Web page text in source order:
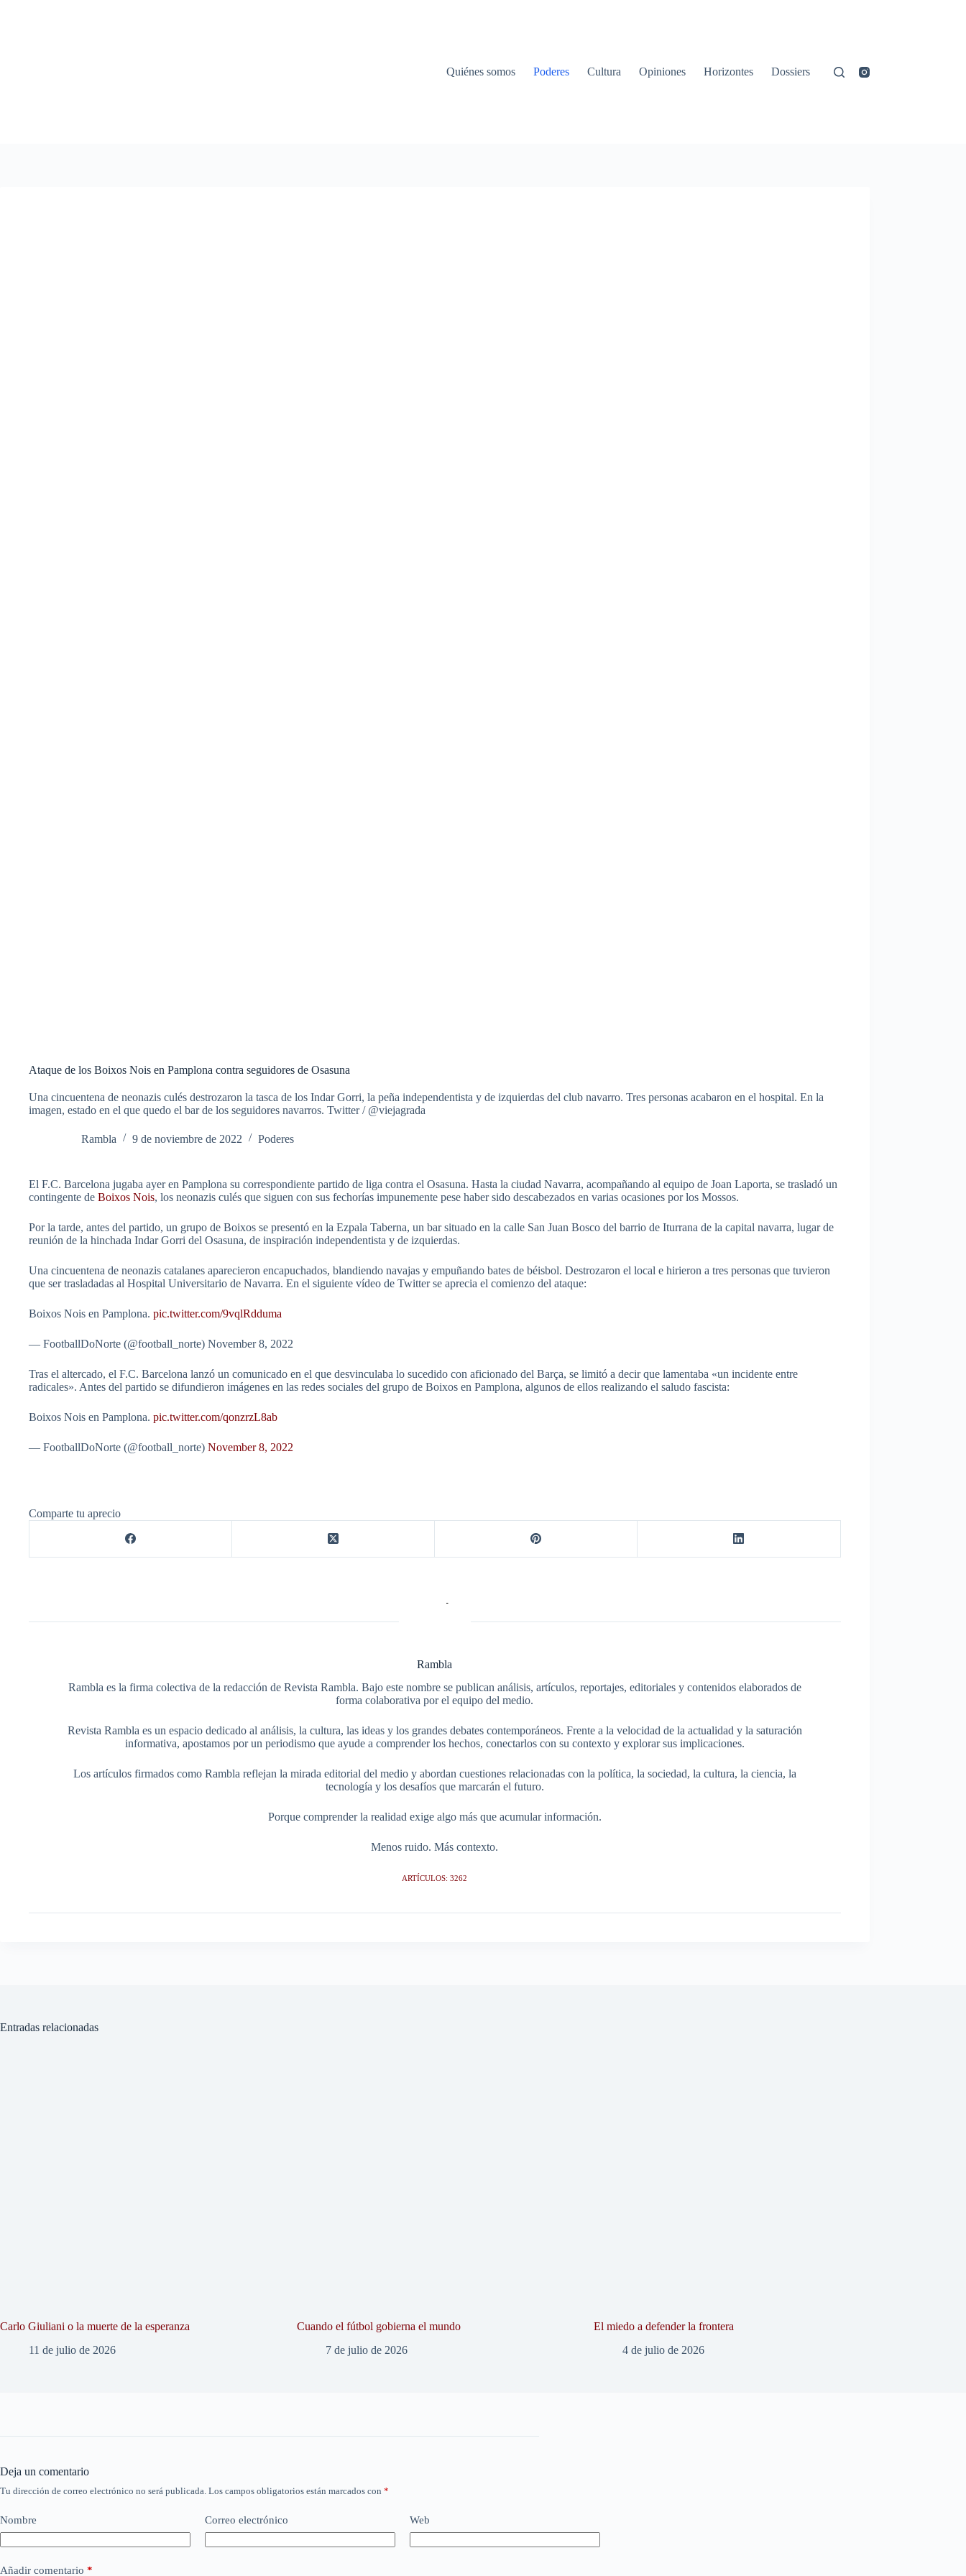
Quiénes somos Poderes Cultura Opiniones Horizontes Dossiers
Ataque de los Boixos Nois en Pamplona contra seguidores de Osasuna
Una cincuentena de neonazis culés destrozaron la tasca de los Indar Gorri, la peña independentista y de izquierdas del club navarro. Tres personas acabaron en el hospital. En la
imagen, estado en el que quedo el bar de los seguidores navarros. Twitter / @viejagrada
Rambla 9 de noviembre de 2022 Poderes
El F.C. Barcelona jugaba ayer en Pamplona su correspondiente partido de liga contra el Osasuna. Hasta la ciudad Navarra, acompañando al equipo de Joan Laporta, se trasladó un
contingente de Boixos Nois, los neonazis culés que siguen con sus fechorías impunemente pese haber sido descabezados en varias ocasiones por los Mossos.
Por la tarde, antes del partido, un grupo de Boixos se presentó en la Ezpala Taberna, un bar situado en la calle San Juan Bosco del barrio de Iturrana de la capital navarra, lugar de
reunión de la hinchada Indar Gorri del Osasuna, de inspiración independentista y de izquierdas.
Una cincuentena de neonazis catalanes aparecieron encapuchados, blandiendo navajas y empuñando bates de béisbol. Destrozaron el local e hirieron a tres personas que tuvieron
que ser trasladadas al Hospital Universitario de Navarra. En el siguiente vídeo de Twitter se aprecia el comienzo del ataque:
Boixos Nois en Pamplona. pic.twitter.com/9vqlRdduma
— FootballDoNorte (@football_norte) November 8, 2022
Tras el altercado, el F.C. Barcelona lanzó un comunicado en el que desvinculaba lo sucedido con aficionado del Barça, se limitó a decir que lamentaba «un incidente entre
radicales». Antes del partido se difundieron imágenes en las redes sociales del grupo de Boixos en Pamplona, algunos de ellos realizando el saludo fascista:
Boixos Nois en Pamplona. pic.twitter.com/qonzrzL8ab
— FootballDoNorte (@football_norte) November 8, 2022
Comparte tu aprecio
Rambla
Rambla es la firma colectiva de la redacción de Revista Rambla. Bajo este nombre se publican análisis, artículos, reportajes, editoriales y contenidos elaborados de
forma colaborativa por el equipo del medio.
Revista Rambla es un espacio dedicado al análisis, la cultura, las ideas y los grandes debates contemporáneos. Frente a la velocidad de la actualidad y la saturación
informativa, apostamos por un periodismo que ayude a comprender los hechos, conectarlos con su contexto y explorar sus implicaciones.
Los artículos firmados como Rambla reflejan la mirada editorial del medio y abordan cuestiones relacionadas con la política, la sociedad, la cultura, la ciencia, la
tecnología y los desafíos que marcarán el futuro.
Porque comprender la realidad exige algo más que acumular información.
Menos ruido. Más contexto.
ARTÍCULOS: 3262
Entradas relacionadas
Carlo Giuliani o la muerte de la esperanza
11 de julio de 2026
Cuando el fútbol gobierna el mundo
7 de julio de 2026
El miedo a defender la frontera
4 de julio de 2026
Deja un comentario
Tu dirección de correo electrónico no será publicada. Los campos obligatorios están marcados con *
Nombre Correo electrónico Web
Añadir comentario *